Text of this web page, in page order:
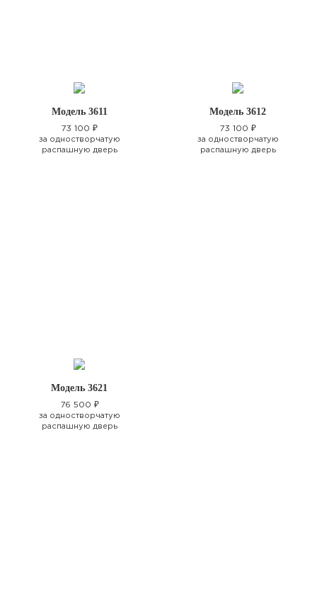
Модель 3611
73 100 ₽
за одностворчатую
распашную дверь
Модель 3612
73 100 ₽
за одностворчатую
распашную дверь
Модель 3621
76 500 ₽
за одностворчатую
распашную дверь